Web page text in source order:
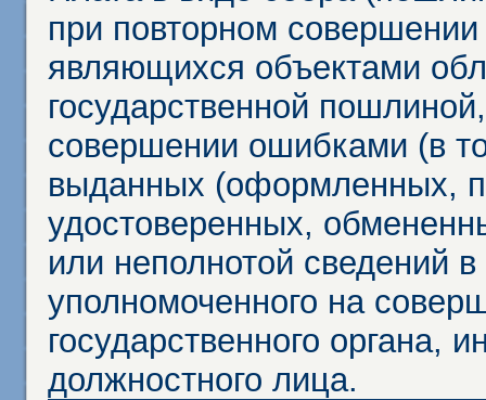
при повторном
являющихся объектами
государственной
совершении ошибками (в
выданных (оформленных,
удостоверенных,
или неполнотой сведений
уполномоченного на
государственного органа,
должностного лица.